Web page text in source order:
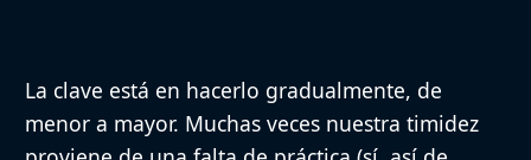
La clave está en hacerlo gradualmente, de
menor a mayor. Muchas veces nuestra timidez